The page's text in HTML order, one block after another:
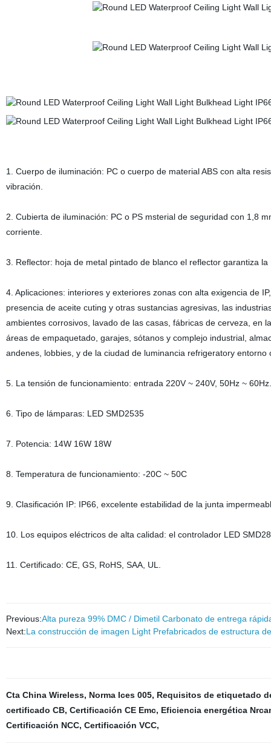
1. Cuerpo de iluminación: PC o cuerpo de material ABS con alta
vibración.
2. Cubierta de iluminación: PC o PS msterial de seguridad con 1,8
corriente.
3. Reflector: hoja de metal pintado de blanco el reflector garantiza
4. Aplicaciones: interiores y exteriores zonas con alta exigencia de
presencia de aceite cuting y otras sustancias agresivas, las
ambientes corrosivos, lavado de las casas, fábricas de cerveza, en
áreas de empaquetado, garajes, sótanos y complejo industrial,
andenes, lobbies, y de la ciudad de luminancia refrigeratory entorno
5. La tensión de funcionamiento: entrada 220V ~ 240V, 50Hz ~
6. Tipo de lámparas: LED SMD2535
7. Potencia: 14W 16W 18W
8. Temperatura de funcionamiento: -20C ~ 50C
9. Clasificación IP: IP66, excelente estabilidad de la junta
10. Los equipos eléctricos de alta calidad: el controlador LED
11. Certificado: CE, GS, RoHS, SAA, UL.
Previous:Alta pureza 99% DMC / Dimetil Carbonato de entrega
Next:La construcción de imagen Light Prefabricados de estructura
Cta China Wireless, Norma Ices 005, Requisitos de etiquetado
certificado CB, Certificación CE Emc, Eficiencia energética
Certificación NCC, Certificación VCC,